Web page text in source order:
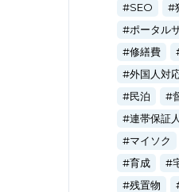
SEO
ポータル
修繕費
外国人対
民泊
連帯保証人
マイソク
育成
残置物